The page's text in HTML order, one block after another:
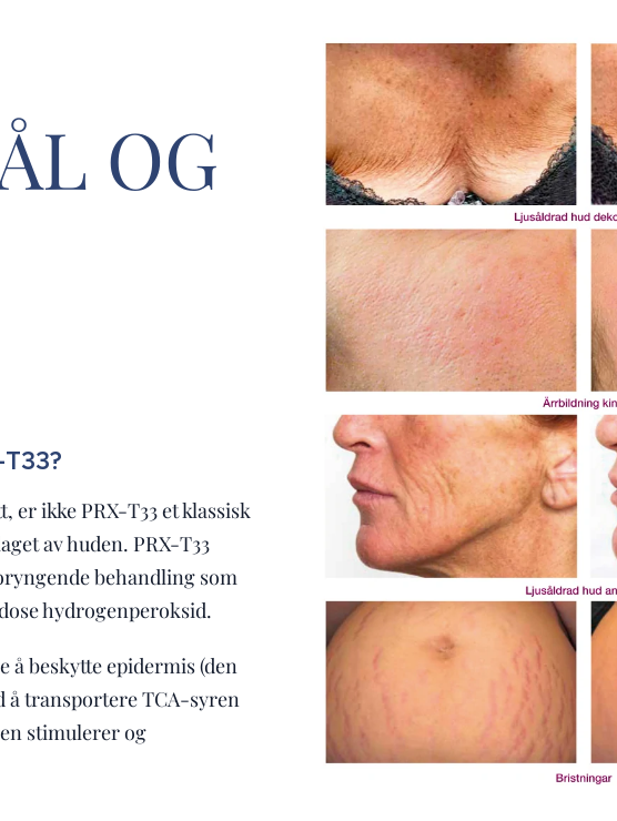
OG
er ikke PRX-T33 et klassisk
av huden. PRX-T33
behandling som
hydrogenperoksid.
å beskytte epidermis (den
å transportere TCA-syren
stimulerer og